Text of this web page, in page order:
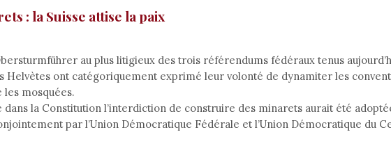
: la Suisse attise la paix
au plus litigieux des trois référendums fédéraux tenus
Helvètes ont catégoriquement exprimé leur volonté de dynamiter les
les mosquées.
dans la Constitution l’interdiction de construire des minarets aurait été
par l’Union Démocratique Fédérale et l’Union Démocratique du